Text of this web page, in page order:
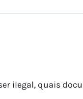
ilegal, quais